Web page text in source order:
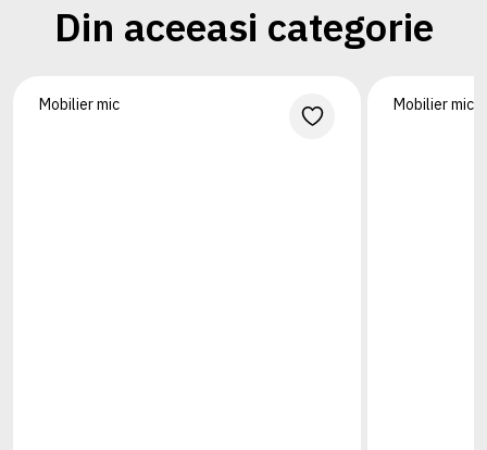
Din aceeasi categorie
Mobilier mic Mobilier mic